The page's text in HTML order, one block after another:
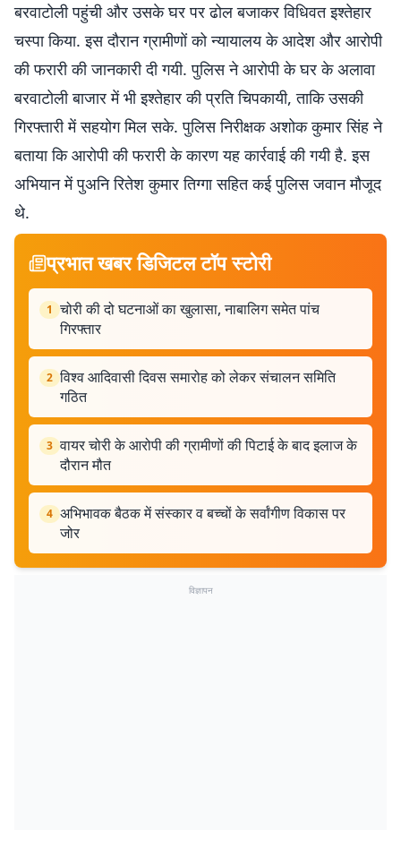
बरवाटोली पहुंची और उसके घर पर ढोल बजाकर विधिवत इश्तेहार
चस्पा किया. इस दौरान ग्रामीणों को न्यायालय के आदेश और आरोपी
की फरारी की जानकारी दी गयी. पुलिस ने आरोपी के घर के अलावा
बरवाटोली बाजार में भी इश्तेहार की प्रति चिपकायी, ताकि उसकी
गिरफ्तारी में सहयोग मिल सके. पुलिस निरीक्षक अशोक कुमार सिंह ने
बताया कि आरोपी की फरारी के कारण यह कार्रवाई की गयी है. इस
अभियान में पुअनि रितेश कुमार तिग्गा सहित कई पुलिस जवान मौजूद
थे.
प्रभात खबर डिजिटल टॉप स्टोरी
1 चोरी की दो घटनाओं का खुलासा, नाबालिग समेत पांच
गिरफ्तार
2 विश्व आदिवासी दिवस समारोह को लेकर संचालन समिति
गठित
3 वायर चोरी के आरोपी की ग्रामीणों की पिटाई के बाद इलाज के
दौरान मौत
4 अभिभावक बैठक में संस्कार व बच्चों के सर्वांगीण विकास पर
जोर
विज्ञापन